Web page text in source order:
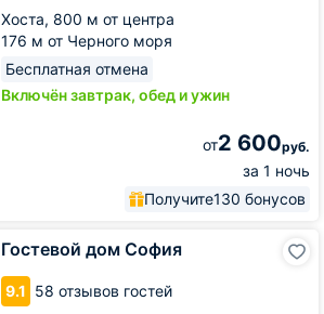
Хоста, 800 м от центра
176 м от Черного моря
Бесплатная отмена
Включён завтрак, обед и ужин
от2 600руб.
за 1 ночь
Получите130 бонусов
Гостевой дом София
9.1 58 отзывов гостей